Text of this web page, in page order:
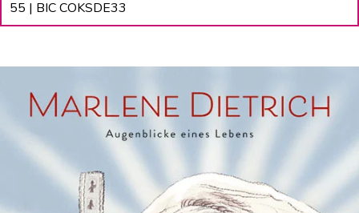
55 | BIC COKSDE33